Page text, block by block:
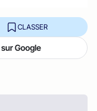
CLASSER
Google